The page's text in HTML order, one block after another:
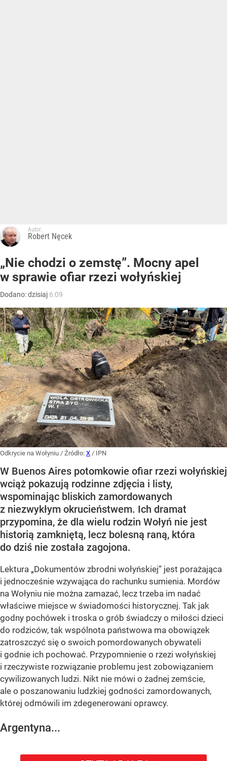
Autor:
Robert Nęcek
„Nie chodzi o zemstę”. Mocny apel
w sprawie ofiar rzezi wołyńskiej
Dodano:dzisiaj 6:09
Odkrycie na Wołyniu / Źródło: X / IPN
W Buenos Aires potomkowie ofiar rzezi wołyńskiej
wciąż pokazują rodzinne zdjęcia i listy,
wspominając bliskich zamordowanych
z niezwykłym okrucieństwem. Ich dramat
przypomina, że dla wielu rodzin Wołyń nie jest
historią zamkniętą, lecz bolesną raną, która
do dziś nie została zagojona.
Lektura „Dokumentów zbrodni wołyńskiej” jest porażająca
i jednocześnie wzywająca do rachunku sumienia. Mordów
na Wołyniu nie można zamazać, lecz trzeba im nadać
właściwe miejsce w świadomości historycznej. Tak jak
godny pochówek i troska o grób świadczy o miłości dzieci
do rodziców, tak wspólnota państwowa ma obowiązek
zatroszczyć się o swoich pomordowanych obywateli
i godnie ich pochować. Przypomnienie o rzezi wołyńskiej
i rzeczywiste rozwiązanie problemu jest zobowiązaniem
cywilizowanych ludzi. Nikt nie mówi o żadnej zemście,
ale o poszanowaniu ludzkiej godności zamordowanych,
której odmówili im zdegenerowani oprawcy.
Argentyna...